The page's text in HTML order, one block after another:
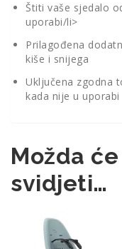
Štiti vaše sjedalo
uporabi/li>
Prilagođena
kiše i snijega
Uključena zgodna
kada nije u uporabi
Možda
svidjeti…